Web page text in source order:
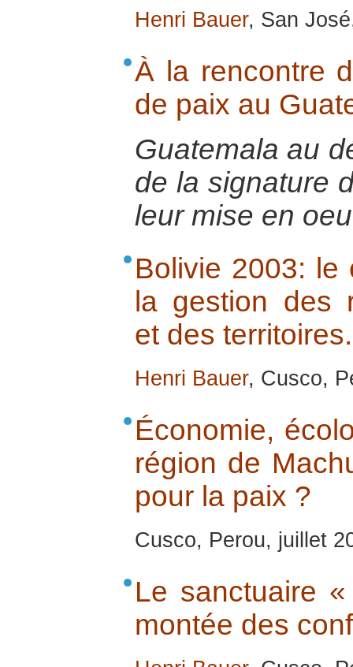
Henri Bauer, San
À la rencontre
de paix au
Guatemala au
de la signature
leur mise en
Bolivie 2003: le
la gestion des
et des territoires.
Henri Bauer, Cusco,
Économie,
région de
pour la paix ?
Cusco, Perou, juillet
Le sanctuaire
montée des